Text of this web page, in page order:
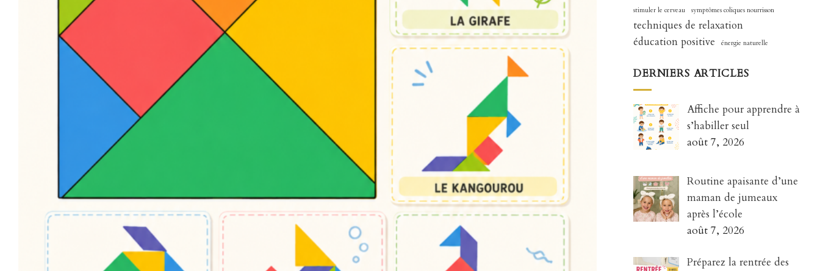
stimuler le cerveau
symptômes coliques nourrisson
techniques de relaxation
éducation positive
énergie naturelle
DERNIERS ARTICLES
Affiche pour apprendre à
s’habiller seul
août 7, 2026
Routine apaisante d’une
maman de jumeaux
après l’école
août 7, 2026
Préparez la rentrée des